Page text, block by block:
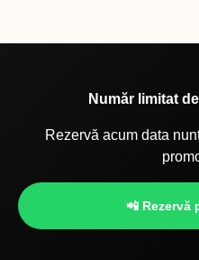
Număr limitat
Rezervă acum data
📲 Rezervă